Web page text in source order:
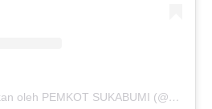
Sebuah kiriman dibagikan oleh PEMKOT SUKABUMI (@pemkotsukabumi_)